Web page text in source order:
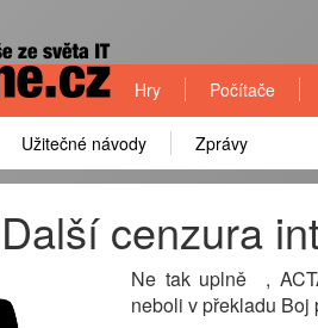
Hry Počítače
Užitečné návody Zprávy
cenzura
Ne tak uplně ,
neboli v překladu Boj